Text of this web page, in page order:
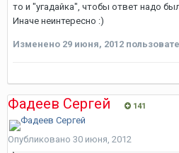
то и "угадайка", чтобы ответ надо
Иначе неинтересно :)
Изменено 29 июня, 2012
Фадеев Сергей 141
Опубликовано 30 июня, 2012